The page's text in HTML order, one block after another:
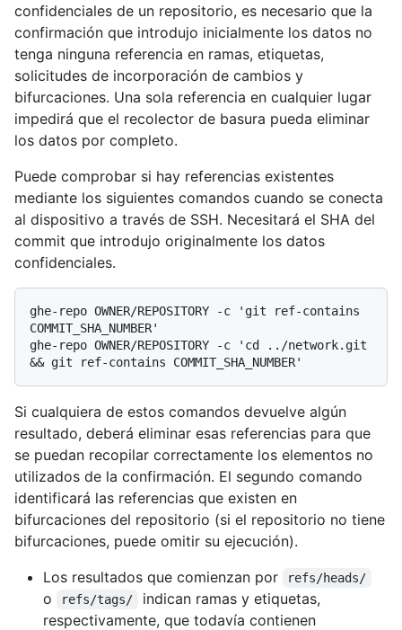
confidenciales de un repositorio, es necesario que la
confirmación que introdujo inicialmente los datos no
tenga ninguna referencia en ramas, etiquetas,
solicitudes de incorporación de cambios y
bifurcaciones. Una sola referencia en cualquier lugar
impedirá que el recolector de basura pueda eliminar
los datos por completo.
Puede comprobar si hay referencias existentes
mediante los siguientes comandos cuando se conecta
al dispositivo a través de SSH. Necesitará el SHA del
commit que introdujo originalmente los datos
confidenciales.
ghe-repo OWNER/REPOSITORY -c 'git ref-contains
COMMIT_SHA_NUMBER'
ghe-repo OWNER/REPOSITORY -c 'cd ../network.git
Si cualquiera de estos comandos devuelve algún
resultado, deberá eliminar esas referencias para que
se puedan recopilar correctamente los elementos no
utilizados de la confirmación. El segundo comando
identificará las referencias que existen en
bifurcaciones del repositorio (si el repositorio no tiene
bifurcaciones, puede omitir su ejecución).
Los resultados que comienzan por
refs/heads/
o refs/tags/
indican ramas y etiquetas,
respectivamente, que todavía contienen